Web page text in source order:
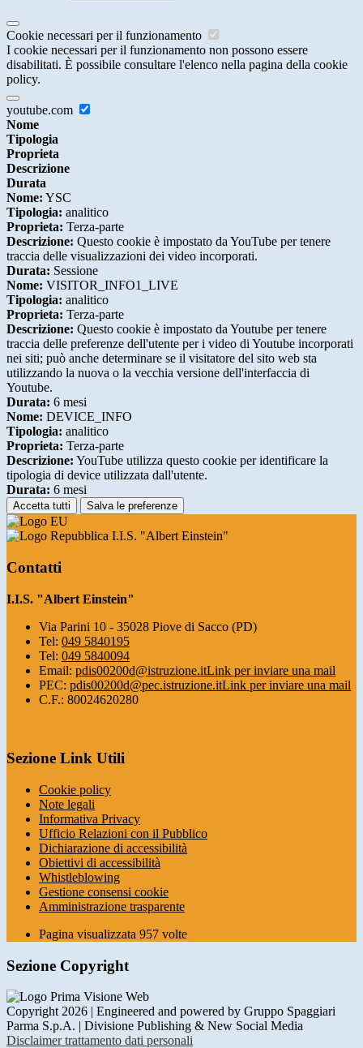
Cookie necessari per il funzionamento
I cookie necessari per il funzionamento non possono essere
disabilitati. È possibile consultare l'elenco nella pagina della cookie
policy.
youtube.com
Nome
Tipologia
Proprieta
Descrizione
Durata
Nome: YSC
Tipologia: analitico
Proprieta: Terza-parte
Descrizione: Questo cookie è impostato da YouTube per tenere
traccia delle visualizzazioni dei video incorporati.
Durata: Sessione
Nome: VISITOR_INFO1_LIVE
Tipologia: analitico
Proprieta: Terza-parte
Descrizione: Questo cookie è impostato da Youtube per tenere
traccia delle preferenze dell'utente per i video di Youtube incorporati
nei siti; può anche determinare se il visitatore del sito web sta
utilizzando la nuova o la vecchia versione dell'interfaccia di
Youtube.
Durata: 6 mesi
Nome: DEVICE_INFO
Tipologia: analitico
Proprieta: Terza-parte
Descrizione: YouTube utilizza questo cookie per identificare la
tipologia di device utilizzata dall'utente.
Durata: 6 mesi
Accetta tutti Salva le preferenze
I.I.S. "Albert Einstein"
Contatti
I.I.S. "Albert Einstein"
Via Parini 10 - 35028 Piove di Sacco (PD)
Tel: 049 5840195
Tel: 049 5840094
Email: pdis00200d@istruzione.itLink per inviare una mail
PEC: pdis00200d@pec.istruzione.itLink per inviare una mail
C.F.: 80024620280
Sezione Link Utili
Cookie policy
Note legali
Informativa Privacy
Ufficio Relazioni con il Pubblico
Dichiarazione di accessibilità
Obiettivi di accessibilità
Whistleblowing
Gestione consensi cookie
Amministrazione trasparente
Pagina visualizzata 957 volte
Sezione Copyright
Copyright 2026 | Engineered and powered by Gruppo Spaggiari
Parma S.p.A. | Divisione Publishing & New Social Media
Disclaimer trattamento dati personali